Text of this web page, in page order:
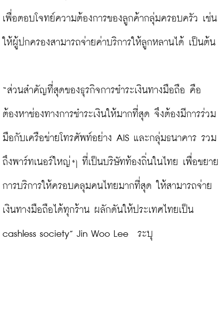
เพื่อตอบโจทย์ความต้องการของลูกค้ากลุ่มครอบครัว เช่น
ให้ผู้ปกครองสามารถจ่ายค่าบริการให้ลูกหลานได้ เป็นต้น
“ส่วนสำคัญที่สุดของธุรกิจการชำระเงินทางมือถือ คือ
ต้องหาช่องทางการชำระเงินให้มากที่สุด จึงต้องมีการร่วม
มือกับเครือข่ายโทรศัพท์อย่าง AIS และกลุ่มธนาคาร รวม
ถึงพาร์ทเนอร์ใหญ่ๆ ที่เป็นบริษัทท้องถิ่นในไทย เพื่อขยาย
การบริการให้ครอบคลุมคนไทยมากที่สุด ให้สามารถจ่าย
เงินทางมือถือได้ทุกร้าน ผลักดันให้ประเทศไทยเป็น
cashless society” Jin Woo Lee  ระบุ